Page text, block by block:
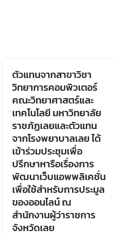
ตัวแทนจากสาขาวิชา
วิทยาการคอมพิวเตอร์
คณะวิทยาศาสตร์และ
เทคโนโลยี มหาวิทยาลัย
ราชภัฏเลยและตัวแทน
จากโรงพยาบาลเลย ได้
เข้าร่วมประชุมเพื่อ
ปรึกษาหารือเรื่องการ
พัฒนาเว็บแอพพลิเคชั่น
เพื่อใช้สำหรับการประมูล
ของออนไลน์ ณ
สำนักงานผู้ว่าราชการ
จังหวัดเลย